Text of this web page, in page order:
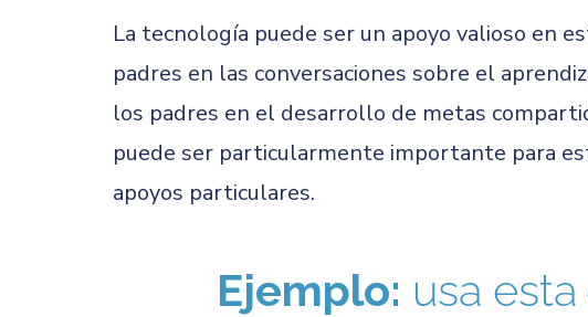
La tecnología puede ser un apoyo valioso en
padres en las conversaciones sobre el
los padres en el desarrollo de metas
puede ser particularmente importante para
apoyos particulares.
Ejemplo: usa